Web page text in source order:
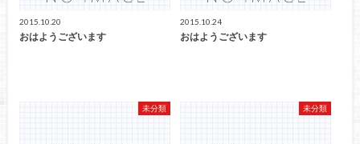
2015.10.20
おはようございます
2015.10.24
おはようございます
未分類 未分類